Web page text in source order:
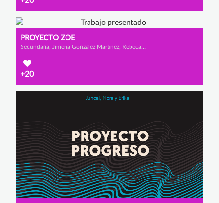
PROYECTO ZOE
Secundaria, Jimena González Martínez, Rebeca Jiménez Alcaraz y Valeria Ramírez Andrade
+20